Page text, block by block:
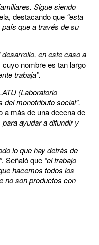
Sigue siendo
destacando que “esta
que a través de su
en este caso a
cuyo nombre es tan largo
trabaja”.
(Laboratorio
monotributo social”.
a más de una decena de
ayudar a difundir y
lo que hay detrás de
Señaló que “el trabajo
hacemos todos los
no son productos con